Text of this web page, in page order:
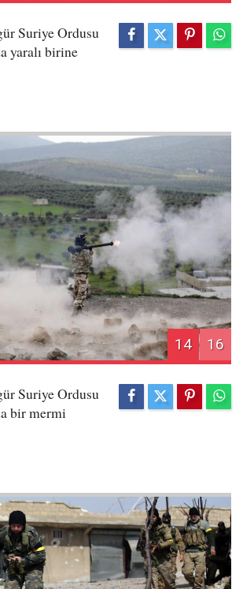
Suriye Ordusu
yaralı birine
14 16
Suriye Ordusu
bir mermi